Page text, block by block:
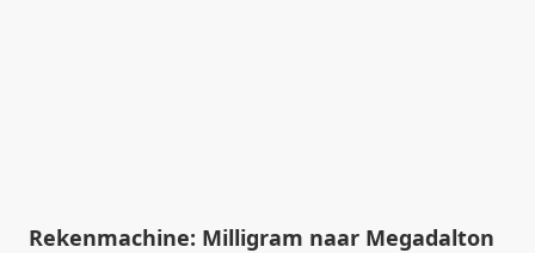
Rekenmachine: Milligram naar Megadalton